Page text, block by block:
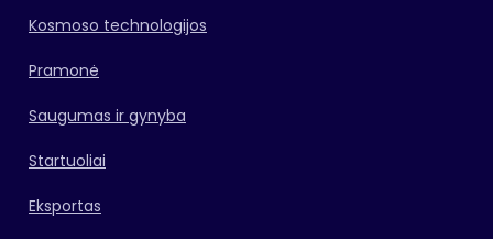
Kosmoso technologijos
Pramonė
Saugumas ir gynyba
Startuoliai
Eksportas